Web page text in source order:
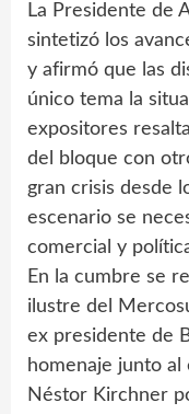
La Presidente de
sintetizó los
y afirmó que las
único tema la
expositores
del bloque con
gran crisis desde
escenario se
comercial y
En la cumbre se
ilustre del
ex presidente de
homenaje junto
Néstor Kirchner